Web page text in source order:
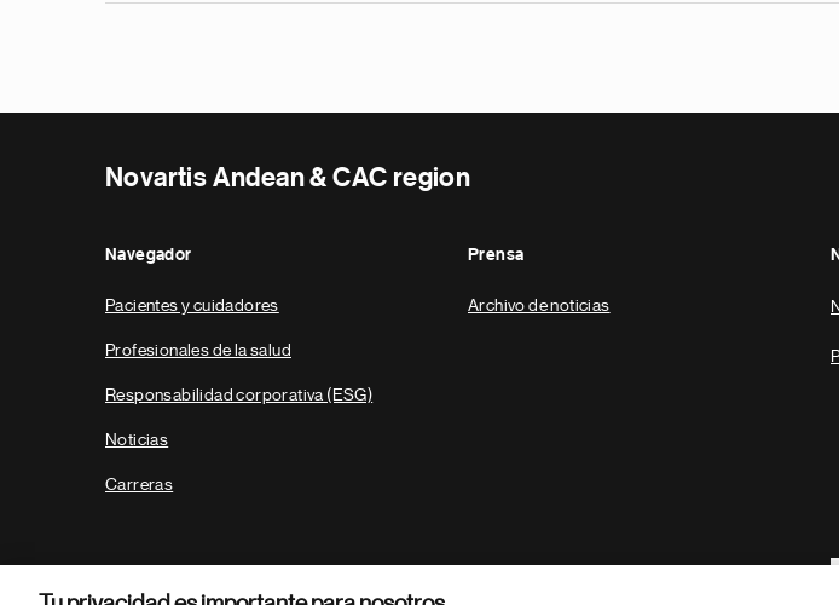
Novartis Andean & CAC region
Navegador
Pacientes y cuidadores
Profesionales de la salud
Responsabilidad corporativa (ESG)
Noticias
Carreras
Prensa
Archivo de noticias